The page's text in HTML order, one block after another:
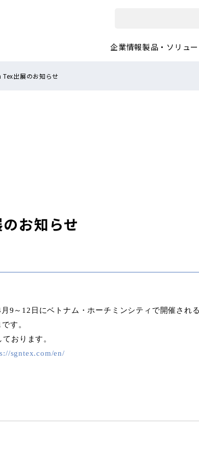
企業情報製品・ソリュ
出展のお知らせ
お知らせ
9～12日にベトナム・ホーチミンシティで開催され
です。
おります。
sgntex.com/en/